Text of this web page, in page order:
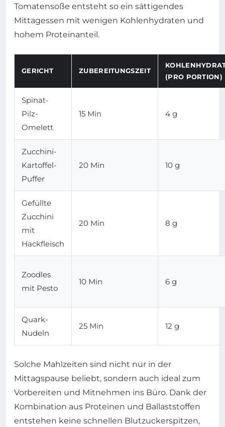
Tomatensoße entsteht so ein sättigendes
Mittagessen mit wenigen Kohlenhydraten und
hohem Proteinanteil.
GERICHT ZUBEREITUNGSZEIT
(PRO PORTION)
Spinat-
Pilz-
Omelett
15 Min 4 g
Zucchini-
Kartoffel-
Puffer
20 Min 10 g
Gefüllte
Zucchini
mit
Hackfleisch
20 Min 8 g
Zoodles
mit Pesto
10 Min 6 g
Quark-
Nudeln
25 Min 12 g
Solche Mahlzeiten sind nicht nur in der
Mittagspause beliebt, sondern auch ideal zum
Vorbereiten und Mitnehmen ins Büro. Dank der
Kombination aus Proteinen und Ballaststoffen
entstehen keine schnellen Blutzuckerspitzen,